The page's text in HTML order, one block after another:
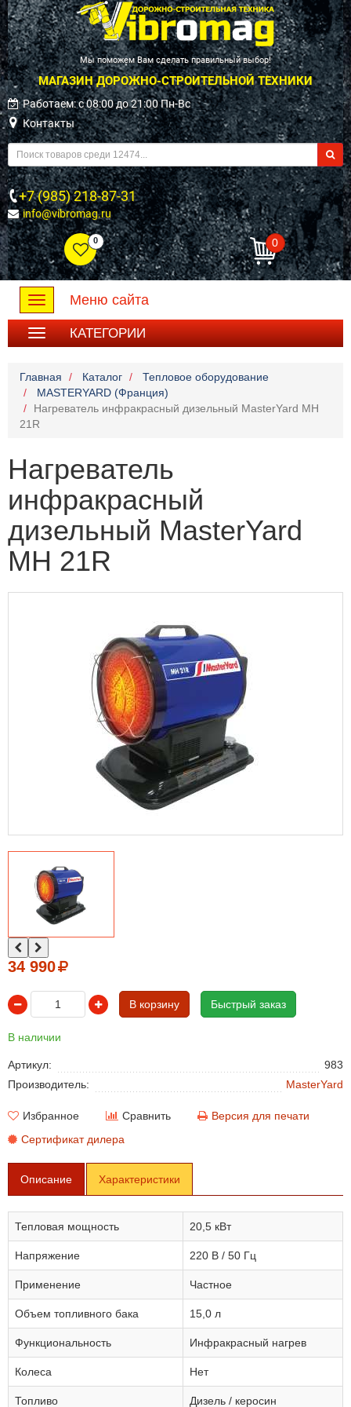
Мы поможем Вам сделать правильный выбор!
МАГАЗИН ДОРОЖНО-СТРОИТЕЛЬНОЙ ТЕХНИКИ
Работаем: c 08:00 до 21:00 Пн-Вс
Контакты
+7 (985) 218-87-31
info@vibromag.ru
0 0
Toggle
navigation
Меню сайта
КАТЕГОРИИ
Главная Каталог
Тепловое оборудование
MASTERYARD (Франция)
Нагреватель инфракрасный дизельный MasterYard MH
21R
Нагреватель
инфракрасный
дизельный MasterYard
MH 21R
34 990
В корзину Быстрый заказ
В наличии
Артикул:
983
Производитель:
MasterYard
Избранное Сравнить
Версия для печати
Сертификат дилера
Описание Характеристики
Тепловая мощность 20,5 кВт
Напряжение 220 В / 50 Гц
Применение Частное
Объем топливного бака 15,0 л
Функциональность Инфракрасный нагрев
Колеса Нет
Топливо Дизель / керосин